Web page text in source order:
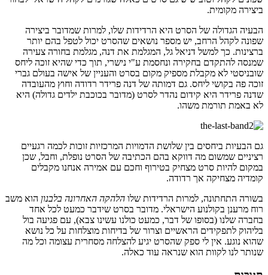
ביצירה מקומית.
הבעיה הגדולה של הסרט היא הרדידות שלו, למרות שמדובר ביצירה
שפונה לקהל הרחב, יש מספר נושאים שהסרט יכול לטפל בהם יותר
ברצינות. כך למשל דניאל גל, המגלמת את דנה, מגלמת בחורה צעירה
שמנסה להתקדם בחקירה ונחסמת ע"י נישרי, תוך כדי שהיא זוכה ליחס
שובניסטי לא מקבלת מספיק מקום בסרט והעניין של אישה בעולם גברי
זוכה פה בקושי ליחס. גם דמותה של דנה פרידר רדודה וחוץ מהעובדה
שדנה פרידר היא קידום נהדר לסרט (מדובר בכוכבת ילדים גדולה) היא
לא באמת תורמת משהו.
גם הבעיות ביחסים בין שלושת הדמויות המרכזיות זוכות לכמה רגעיים
רציניים שמשום מה דווקא בהם הכתיבה של הסרט נופלת, וחבל, שכן
במקום להיות סרט מצחיק בטירוף וחכם עם אמירה אנחנו מקבלים
קומדיה מצחיקה אך רדודה.
בשורה התחתונה, למרות הרדידות שלו הלהקה האחרונה בלבנון הוא משב
רוח מרענן בקולנוע הישראלי. מדובר בסרט שידבר כמעט לכל אחד
בחברה שלנו (בסופו של דבר, כמעט כולנו עשינו צבא), עם פגיעה בול
בליהוק לתפקידים הראשיים וצרור של בדיחות מוצלחות על כל נושא
שהוא נוגע. אין לי ספק שהסרט יגיע להצלחה מסחרית עצומה וכל מה
שנותר לנו לקוות הוא שנראה עוד כאלה.